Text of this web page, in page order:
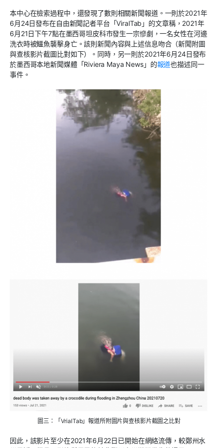
本中心在檢索過程中，還發現了數則相關新聞報道。一則於2021年
6月24日發布在自由新聞記者平台「ViralTab」的文章稱，2021年
6月21日下午7點在墨西哥坦皮科市發生一宗慘劇，一名女性在河邊
洗衣時被鱷魚襲擊身亡。該則新聞內容與上述信息吻合（新聞附圖
與查核影片截圖比對如下）。同時，另一則於2021年6月24日發布
於墨西哥本地新聞媒體「Riviera Maya News」的報道也描述同一
事件。
圖三：「VrialTab」報道所附圖片與查核影片截圖之比對
因此，該影片至少在2021年6月22日已開始在網絡流傳，較鄭州水